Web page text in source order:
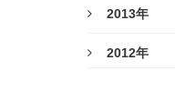
2013年
2012年